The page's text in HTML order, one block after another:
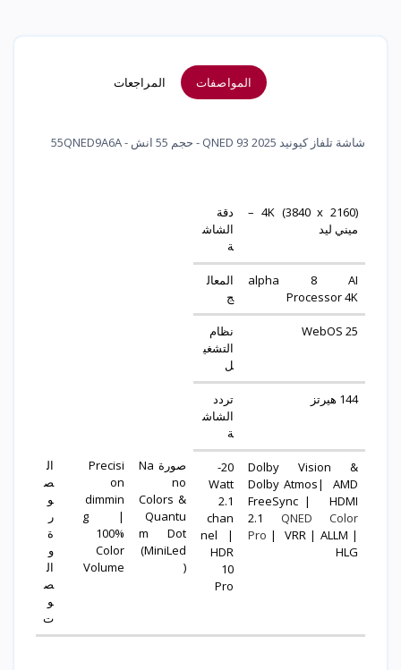
المواصفات المراجعات
شاشة تلفاز كيونيد 2025 QNED 93 - حجم 55 انش - 55QNED9A6A
4K (3840 x 2160) –
ميني ليد
دقة
الشاش
ة
alpha 8 AI
Processor 4K
المعال
ج
WebOS 25
نظام
التشغي
ل
144 هيرتز
تردد
الشاش
ة
Dolby Vision &
Dolby Atmos| AMD
FreeSync | HDMI
2.1 QNED Color
Pro | VRR | ALLM |
HLG
20-
Watt
2.1
chan
nel |
HDR
10
Pro
صورة Na
no
Colors &
Quantu
m Dot
(MiniLed
)
Precisi
on
dimmin
g |
100%
Color
Volume
ال
ص
و
ر
ة
و
ال
ص
و
ت